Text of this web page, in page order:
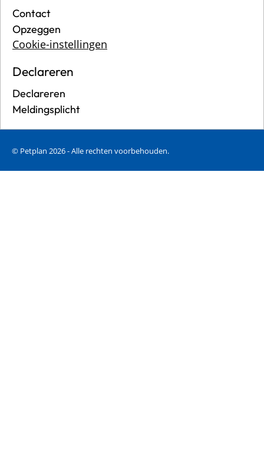
Contact
Opzeggen
Cookie-instellingen
Declareren
Declareren
Meldingsplicht
© Petplan 2026 - Alle rechten voorbehouden.